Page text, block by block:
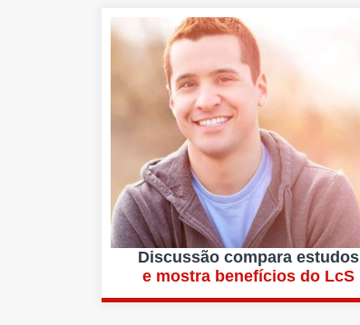
Discussão compara estudos
e mostra benefícios do LcS